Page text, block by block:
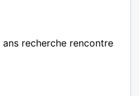
recherche rencontre